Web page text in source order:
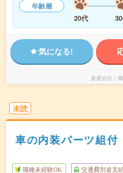
年齢層
20代
気になる!
派遣会社
未読
車の内装パーツ組付
職種未経験OK 交通費別途支